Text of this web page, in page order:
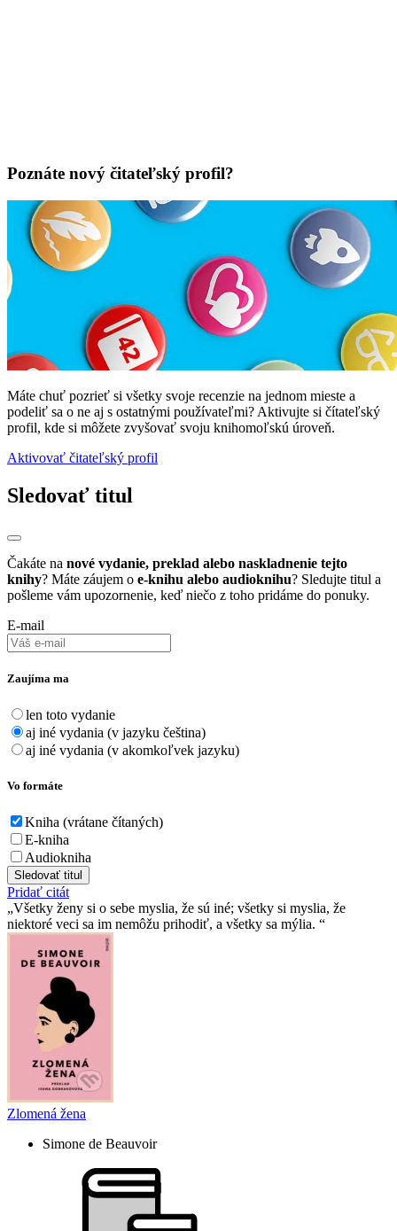
Poznáte nový čitateľský profil?
Máte chuť pozrieť si všetky svoje recenzie na jednom mieste a
podeliť sa o ne aj s ostatnými používateľmi? Aktivujte si čítateľský
profil, kde si môžete zvyšovať svoju knihomoľskú úroveň.
Aktivovať čitateľský profil
Sledovať titul
Čakáte na nové vydanie, preklad alebo naskladnenie tejto
knihy? Máte záujem o e-knihu alebo audioknihu? Sledujte titul a
pošleme vám upozornenie, keď niečo z toho pridáme do ponuky.
E-mail
Zaujíma ma
len toto vydanie
aj iné vydania (v jazyku čeština)
aj iné vydania (v akomkoľvek jazyku)
Vo formáte
Kniha (vrátane čítaných)
E-kniha
Audiokniha
Sledovať titul
Pridať citát
Všetky ženy si o sebe myslia, že sú iné; všetky si myslia, že
niektoré veci sa im nemôžu prihodiť, a všetky sa mýlia.
Zlomená žena
Simone de Beauvoir